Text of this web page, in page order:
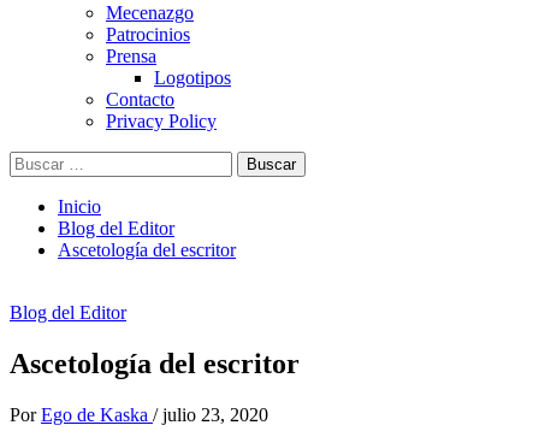
Mecenazgo
Patrocinios
Prensa
Logotipos
Contacto
Privacy Policy
Buscar:
Inicio
Blog del Editor
Ascetología del escritor
Blog del Editor
Ascetología del escritor
Por Ego de Kaska / julio 23, 2020